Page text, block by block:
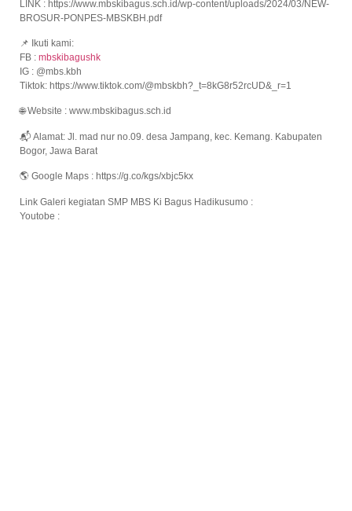
LINK : https://www.mbskibagus.sch.id/wp-content/uploads/2024/03/NEW-
BROSUR-PONPES-MBSKBH.pdf
📌 Ikuti kami:
FB : mbskibagushk
IG : @mbs.kbh
Tiktok: https://www.tiktok.com/@mbskbh?_t=8kG8r52rcUD&_r=1
🌐 Website : www.mbskibagus.sch.id
📬 Alamat: Jl. mad nur no.09. desa Jampang, kec. Kemang. Kabupaten
Bogor, Jawa Barat
🌎 Google Maps : https://g.co/kgs/xbjc5kx
Link Galeri kegiatan SMP MBS Ki Bagus Hadikusumo :
Youtobe :